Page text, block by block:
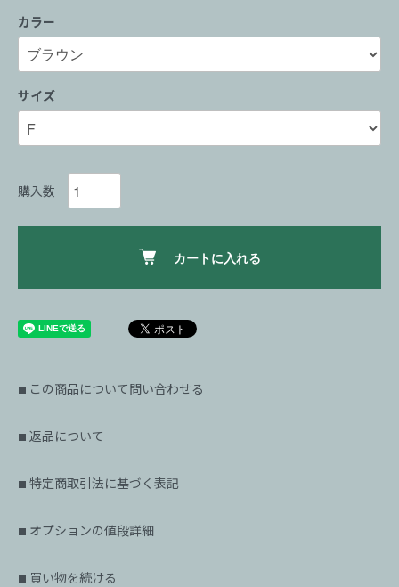
カラー
サイズ
購入数
カートに入れる
■ この商品について問い合わせる
■ 返品について
■ 特定商取引法に基づく表記
■ オプションの値段詳細
■ 買い物を続ける